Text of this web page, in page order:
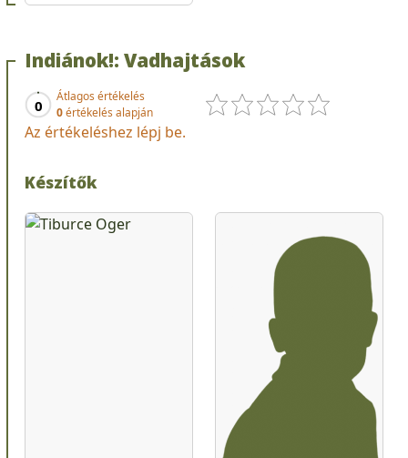
Indiánok!: Vadhajtások
0
Átlagos értékelés
0értékelés alapján
Az értékeléshez lépj be.
Készítők